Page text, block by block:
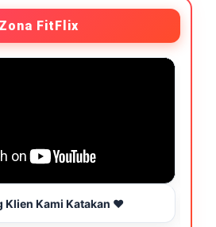
Zona FitFlix
Klien Kami Katakan ❤️